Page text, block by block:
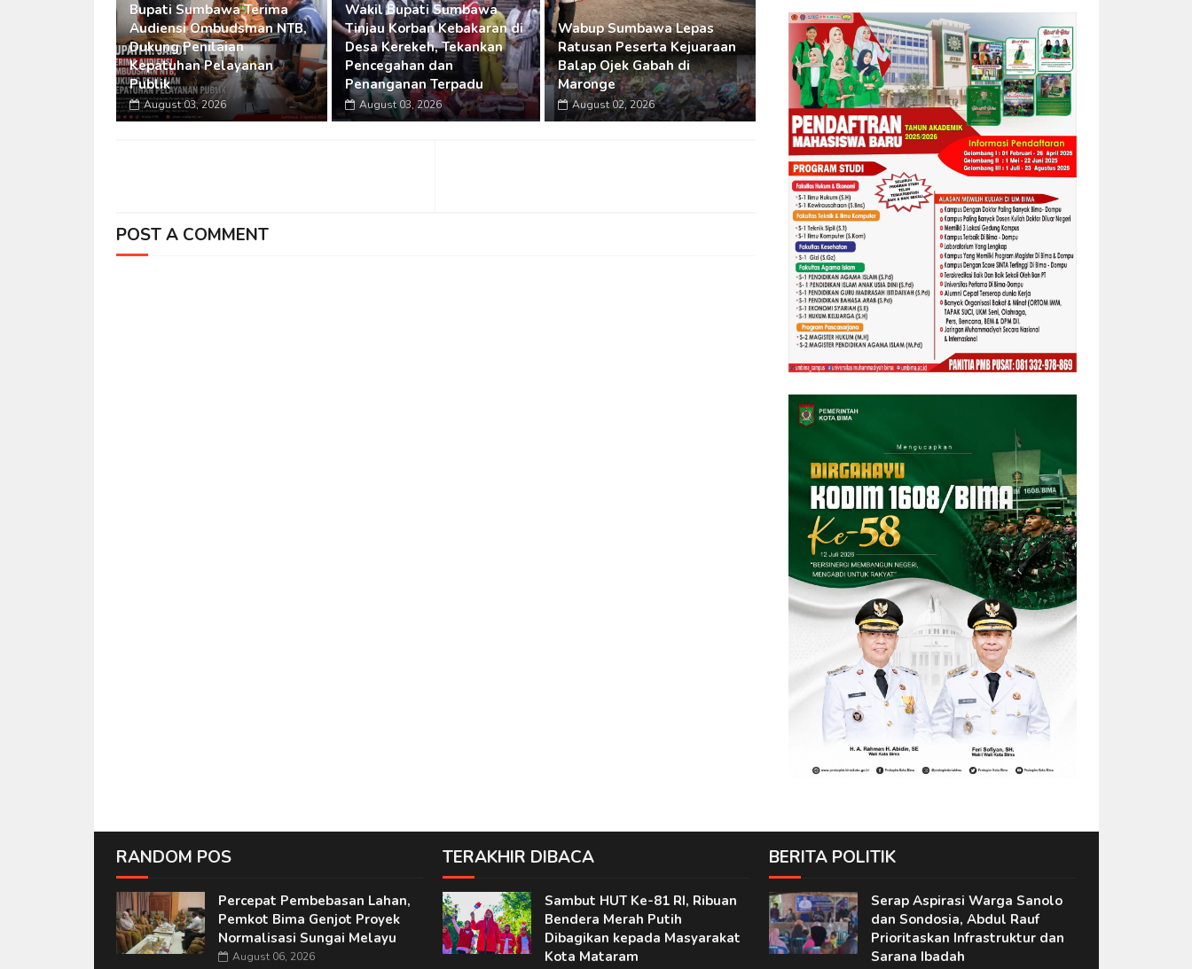
Bupati Sumbawa Terima
Audiensi Ombudsman NTB,
Dukung Penilaian
Kepatuhan Pelayanan
Publik
August 03, 2026
Wakil Bupati Sumbawa
Tinjau Korban Kebakaran di
Desa Kerekeh, Tekankan
Pencegahan dan
Penanganan Terpadu
August 03, 2026
Wabup Sumbawa Lepas
Ratusan Peserta Kejuaraan
Balap Ojek Gabah di
Maronge
August 02, 2026
POST A COMMENT
RANDOM POS
Percepat Pembebasan Lahan,
Pemkot Bima Genjot Proyek
Normalisasi Sungai Melayu
August 06, 2026
TERAKHIR DIBACA
Sambut HUT Ke-81 RI, Ribuan
Bendera Merah Putih
Dibagikan kepada Masyarakat
Kota Mataram
BERITA POLITIK
Serap Aspirasi Warga Sanolo
dan Sondosia, Abdul Rauf
Prioritaskan Infrastruktur dan
Sarana Ibadah